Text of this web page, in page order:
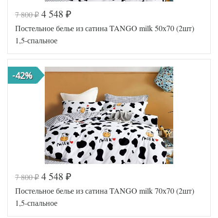
Код товара
578-438
Артикул
TT1248
Ткань
Размер
пододеяльника 150х200
Размер
простыни
70х70
(2шт)
Производитель
Tango
(Китай)
Код товара
578-339
Артикул
TT1247
Ткань
7 800₽ 4 548 ₽
Постельное белье из сатина TANGO milk 50х70 (2шт)
1,5-спальное
-42%
7 800₽ 4 548 ₽
Постельное белье из сатина TANGO milk 70х70 (2шт)
1,5-спальное